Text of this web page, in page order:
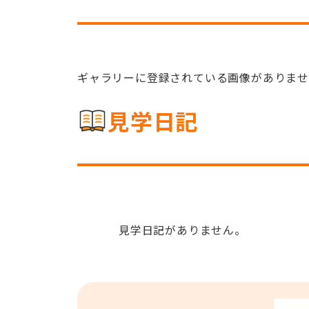
ギャラリーに登録されている画像がありま
見学日記
見学日記がありません。